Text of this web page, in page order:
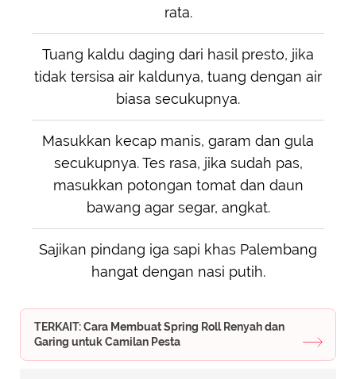
rata.
Tuang kaldu daging dari hasil presto, jika
tidak tersisa air kaldunya, tuang dengan air
biasa secukupnya.
Masukkan kecap manis, garam dan gula
secukupnya. Tes rasa, jika sudah pas,
masukkan potongan tomat dan daun
bawang agar segar, angkat.
Sajikan pindang iga sapi khas Palembang
hangat dengan nasi putih.
TERKAIT: Cara Membuat Spring Roll Renyah dan
Garing untuk Camilan Pesta